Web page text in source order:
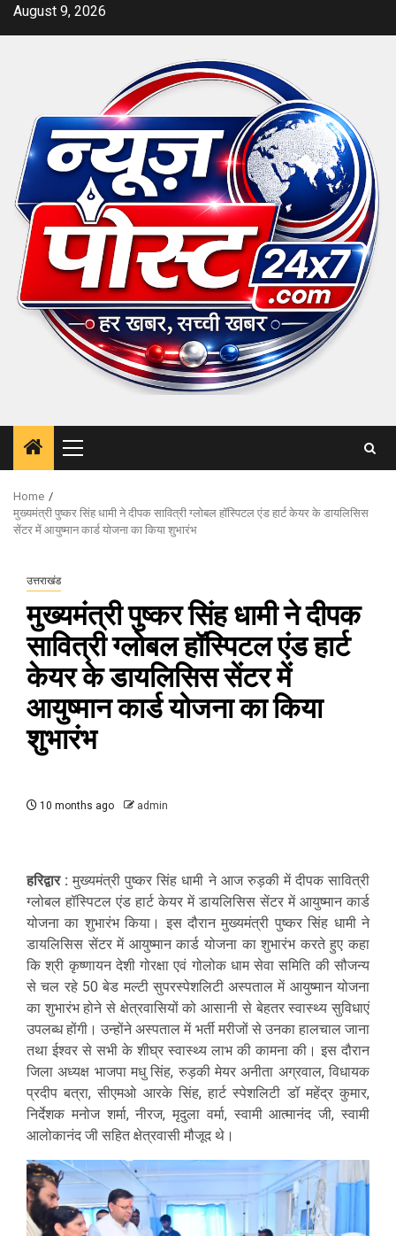
SkipAugust 9, 2026
Primary
Menu
Home
मुख्यमंत्री पुष्कर सिंह धामी ने दीपक सावित्री ग्लोबल हॉस्पिटल एंड हार्ट केयर के डायलिसिस
सेंटर में आयुष्मान कार्ड योजना का किया शुभारंभ
उत्तराखंड
मुख्यमंत्री पुष्कर सिंह धामी ने दीपक
सावित्री ग्लोबल हॉस्पिटल एंड हार्ट
केयर के डायलिसिस सेंटर में
आयुष्मान कार्ड योजना का किया
शुभारंभ
10 months ago admin
हरिद्वार : मुख्यमंत्री पुष्कर सिंह धामी ने आज रुड़की में दीपक सावित्री
ग्लोबल हॉस्पिटल एंड हार्ट केयर में डायलिसिस सेंटर में आयुष्मान कार्ड
योजना का शुभारंभ किया। इस दौरान मुख्यमंत्री पुष्कर सिंह धामी ने
डायलिसिस सेंटर में आयुष्मान कार्ड योजना का शुभारंभ करते हुए कहा
कि श्री कृष्णायन देशी गोरक्षा एवं गोलोक धाम सेवा समिति की सौजन्य
से चल रहे 50 बेड मल्टी सुपरस्पेशलिटी अस्पताल में आयुष्मान योजना
का शुभारंभ होने से क्षेत्रवासियों को आसानी से बेहतर स्वास्थ्य सुविधाएं
उपलब्ध होंगी। उन्होंने अस्पताल में भर्ती मरीजों से उनका हालचाल जाना
तथा ईश्वर से सभी के शीघ्र स्वास्थ्य लाभ की कामना की। इस दौरान
जिला अध्यक्ष भाजपा मधु सिंह, रुड़की मेयर अनीता अग्रवाल, विधायक
प्रदीप बत्रा, सीएमओ आरके सिंह, हार्ट स्पेशलिटी डॉ महेंद्र कुमार,
निर्देशक मनोज शर्मा, नीरज, मृदुला वर्मा, स्वामी आत्मानंद जी, स्वामी
आलोकानंद जी सहित क्षेत्रवासी मौजूद थे।